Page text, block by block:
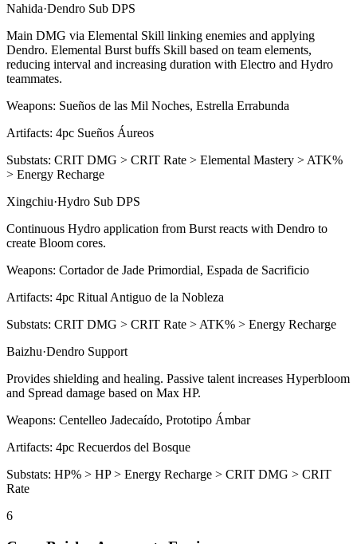
Nahida·Dendro Sub DPS
Main DMG via Elemental Skill linking enemies and applying
Dendro. Elemental Burst buffs Skill based on team elements,
reducing interval and increasing duration with Electro and Hydro
teammates.
Weapons: Sueños de las Mil Noches, Estrella Errabunda
Artifacts: 4pc Sueños Áureos
Substats: CRIT DMG > CRIT Rate > Elemental Mastery > ATK%
> Energy Recharge
Xingchiu·Hydro Sub DPS
Continuous Hydro application from Burst reacts with Dendro to
create Bloom cores.
Weapons: Cortador de Jade Primordial, Espada de Sacrificio
Artifacts: 4pc Ritual Antiguo de la Nobleza
Substats: CRIT DMG > CRIT Rate > ATK% > Energy Recharge
Baizhu·Dendro Support
Provides shielding and healing. Passive talent increases Hyperbloom
and Spread damage based on Max HP.
Weapons: Centelleo Jadecaído, Prototipo Ámbar
Artifacts: 4pc Recuerdos del Bosque
Substats: HP% > HP > Energy Recharge > CRIT DMG > CRIT
Rate
6